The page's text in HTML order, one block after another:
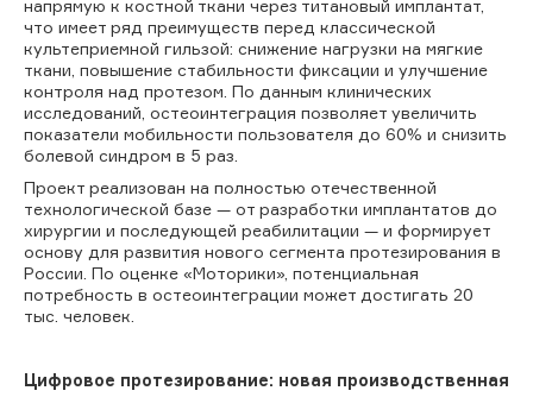
напрямую к костной ткани через титановый имплантат,
что имеет ряд преимуществ перед классической
культеприемной гильзой: снижение нагрузки на мягкие
ткани, повышение стабильности фиксации и улучшение
контроля над протезом. По данным клинических
исследований, остеоинтеграция позволяет увеличить
показатели мобильности пользователя до 60% и снизить
болевой синдром в 5 раз.
Проект реализован на полностью отечественной
технологической базе — от разработки имплантатов до
хирургии и последующей реабилитации — и формирует
основу для развития нового сегмента протезирования в
России. По оценке «Моторики», потенциальная
потребность в остеоинтеграции может достигать 20
тыс. человек.
Цифровое протезирование: новая производственная